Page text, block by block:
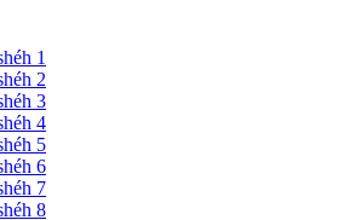
1
2
3
4
5
6
7
8